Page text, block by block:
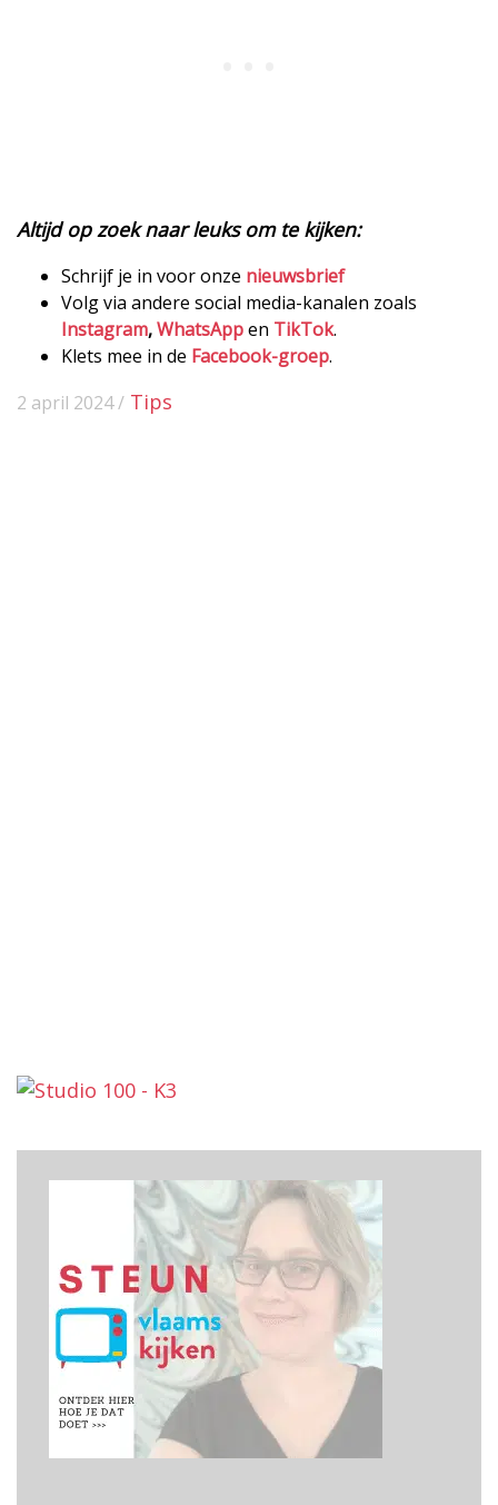
Altijd op zoek naar leuks om te kijken:
Schrijf je in voor onze nieuwsbrief
Volg via andere social media-kanalen zoals
Instagram,WhatsAppen TikTok.
Klets mee in de Facebook-groep.
2 april 2024 / Tips